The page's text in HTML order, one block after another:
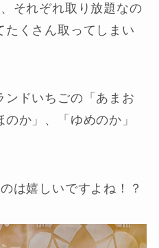
それぞれ取り放題なの
たくさん取ってしまい
ンドいちごの「あまお
か」、「ゆめのか」
は嬉しいですよね！？